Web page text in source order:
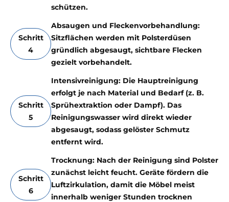
schützen.
Schritt
4
Absaugen und Fleckenvorbehandlung:
Sitzflächen werden mit Polsterdüsen
gründlich abgesaugt, sichtbare Flecken
gezielt vorbehandelt.
Schritt
5
Intensivreinigung: Die Hauptreinigung
erfolgt je nach Material und Bedarf (z. B.
Sprühextraktion oder Dampf). Das
Reinigungswasser wird direkt wieder
abgesaugt, sodass gelöster Schmutz
entfernt wird.
Schritt
6
Trocknung: Nach der Reinigung sind Polster
zunächst leicht feucht. Geräte fördern die
Luftzirkulation, damit die Möbel meist
innerhalb weniger Stunden trocknen